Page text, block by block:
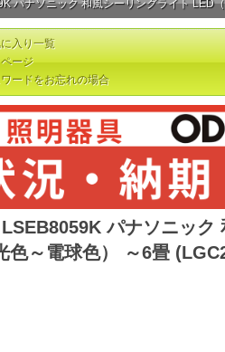
入り一覧
ージ
ードをお忘れの場合
パナソニック 和風シーリングライト LED
パナソニック
色～電球色） ～6畳